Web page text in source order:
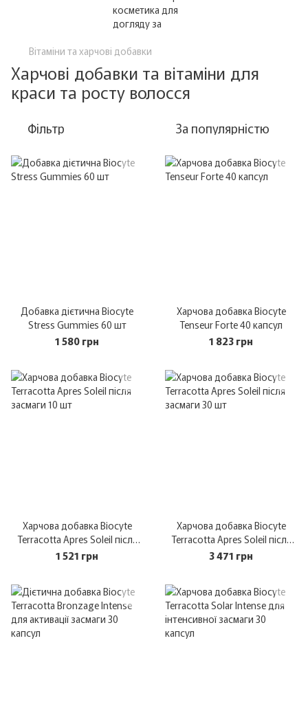
Вітаміни та харчові добавки
Харчові добавки та вітаміни для
краси та росту волосся
Фільтр За популярністю
Добавка дієтична Biocyte
Stress Gummies 60 шт
1 580 грн
Харчова добавка Biocyte
Tenseur Forte 40 капсул
1 823 грн
Харчова добавка Biocyte
Terracotta Apres Soleil після
засмаги 10 шт
1 521 грн
Харчова добавка Biocyte
Terracotta Apres Soleil після
засмаги 30 шт
3 471 грн